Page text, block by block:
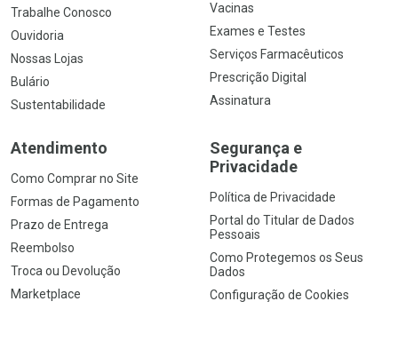
Trabalhe Conosco
Ouvidoria
Nossas Lojas
Bulário
Sustentabilidade
Vacinas
Exames e Testes
Serviços Farmacêuticos
Prescrição Digital
Assinatura
Atendimento
Como Comprar no Site
Formas de Pagamento
Prazo de Entrega
Reembolso
Troca ou Devolução
Marketplace
Segurança e
Privacidade
Política de Privacidade
Portal do Titular de Dados
Pessoais
Como Protegemos os Seus
Dados
Configuração de Cookies